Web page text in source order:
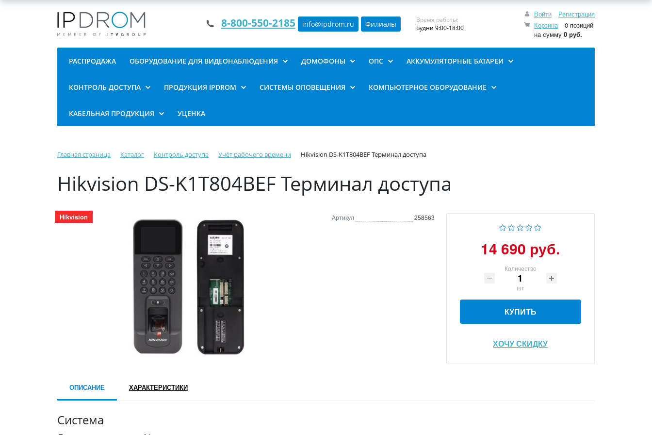
Войти
Регистрация
Корзина
0 позиций
на сумму 0 руб.
8-800-550-2185 info@ipdrom.ru Филиалы
Время работы:
Будни 9:00-18:00
РАСПРОДАЖА ОБОРУДОВАНИЕ ДЛЯ ВИДЕОНАБЛЮДЕНИЯ ДОМОФОНЫ ОПС АККУМУЛЯТОРНЫЕ БАТАРЕИ
КОНТРОЛЬ ДОСТУПА ПРОДУКЦИЯ IPDROM СИСТЕМЫ ОПОВЕЩЕНИЯ КОМПЬЮТЕРНОЕ ОБОРУДОВАНИЕ
КАБЕЛЬНАЯ ПРОДУКЦИЯ УЦЕНКА
Главная страница Каталог Контроль доступа Учёт рабочего времени Hikvision DS-K1T804BEF Терминал доступа
Hikvision DS-K1T804BEF Терминал доступа
Hikvision Артикул 258563
14 690 руб.
Количество
шт
КУПИТЬ
ХОЧУ СКИДКУ
ОПИСАНИЕ ХАРАКТЕРИСТИКИ
Система